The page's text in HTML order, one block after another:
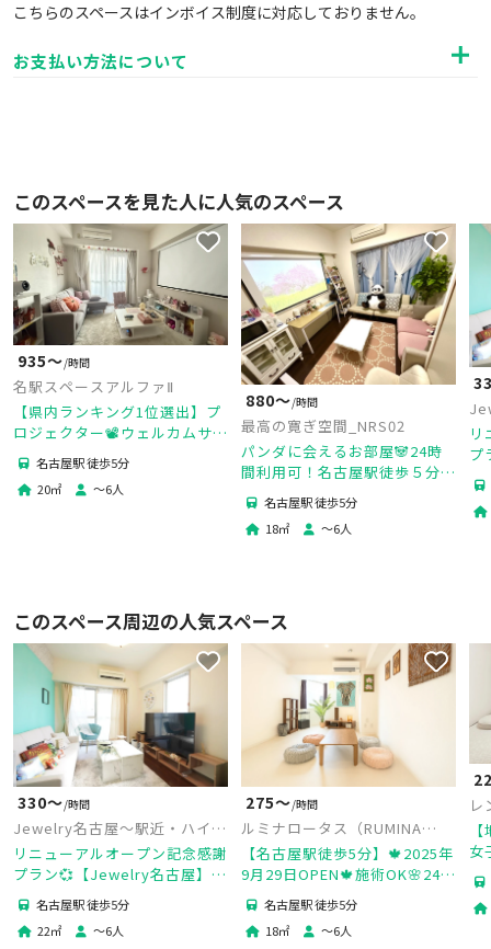
こちらのスペースはインボイス制度に対応しておりません。
お支払い方法について
このスペースを見た人に人気のスペース
935〜/時間
名駅スペースアルファⅡ
【県内ランキング1位選出】プ
ロジェクター📽️ウェルカムサー
ビス🍹名古屋駅近の韓国風パー
ューアル
名古屋駅 徒歩5分
20㎡ 〜6人
880〜/時間
最高の寛ぎ空間_NRS02
パンダに会えるお部屋🐼24時
間利用可！名古屋駅徒歩５分の
パーティースペース🎉おうちデ
ート💕女子会💕誕生日会💕映画
鑑賞💕推し活
名古屋駅 徒歩5分
18㎡ 〜6人
レ
リ
プ
&
このスペース周辺の人気スペース
330〜/時間
Jewelry名古屋～駅近・ハイグ
レード～
リニューアルオープン記念感謝
プラン💞【Jewelry名古屋】
✨65型TV＆名駅近＆ティファ
ニーブルー×大理石💎💝デート
&女子会
名古屋駅 徒歩5分
22㎡ 〜6人
275〜/時間
ルミナロータス（RUMINA
LOTUS）
【名古屋駅徒歩5分】🍁2025年
9月29日OPEN🍁施術OK🌸24時
間OK🌸バリ島をイメージした
癒し空間🌸
名古屋駅 徒歩5分
18㎡ 〜6人
レ
女
空